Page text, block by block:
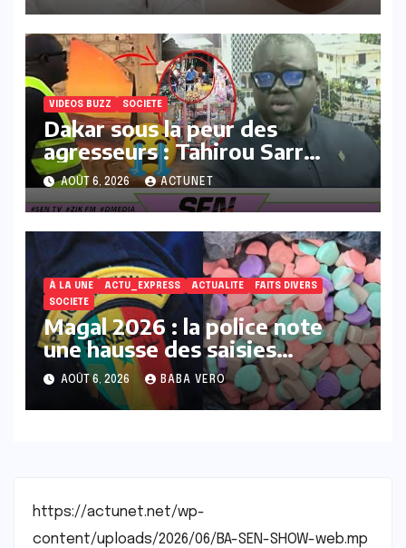
VIDEOS BUZZ SOCIETE
Dakar sous la peur des
agresseurs : Tahirou Sarr
déballe la réalité du terrain !
AOÛT 6, 2026 ACTUNET
À LA UNE ACTU_EXPRESS ACTUALITE
FAITS DIVERS
SOCIETE
Magal 2026 : la police note
une hausse des saisies
d’ecstasy et de chanvre indien
AOÛT 6, 2026 BABA VERO
https://actunet.net/wp-
content/uploads/2026/06/BA-SEN-SHOW-web.mp